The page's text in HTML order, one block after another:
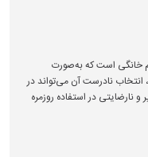
خانگی است که به‌صورت
انتخاب نادرست آن می‌تواند در
نارضایتی در استفاده روزمره